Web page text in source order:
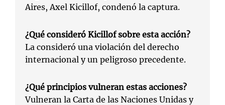
Aires, Axel Kicillof, condenó la captura.
¿Qué consideró Kicillof sobre esta acción?
La consideró una violación del derecho
internacional y un peligroso precedente.
¿Qué principios vulneran estas acciones?
Vulneran la Carta de las Naciones Unidas y